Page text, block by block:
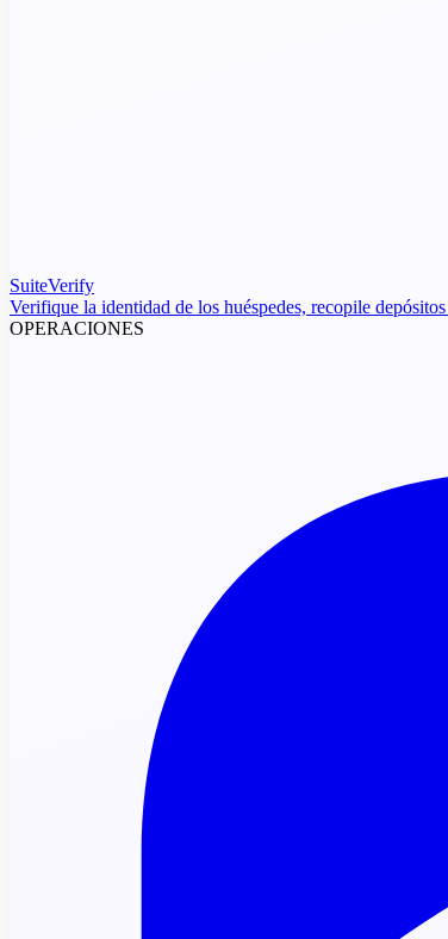
SuiteVerify
Verifique la identidad de los huéspedes, recopile
OPERACIONES